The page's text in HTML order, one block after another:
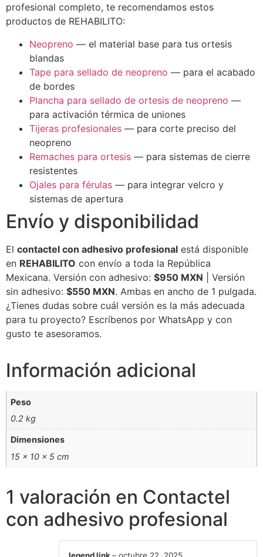
profesional completo, te recomendamos estos
productos de REHABILITO:
Neopreno — el material base para tus ortesis
blandas
Tape para sellado de neopreno — para el acabado
de bordes
Plancha para sellado de ortesis de neopreno —
para activación térmica de uniones
Tijeras profesionales — para corte preciso del
neopreno
Remaches para ortesis — para sistemas de cierre
resistentes
Ojales para férulas — para integrar velcro y
sistemas de apertura
Envío y disponibilidad
El contactel con adhesivo profesional está disponible
en REHABILITO con envío a toda la República
Mexicana. Versión con adhesivo: $950 MXN | Versión
sin adhesivo: $550 MXN. Ambas en ancho de 1 pulgada.
¿Tienes dudas sobre cuál versión es la más adecuada
para tu proyecto? Escríbenos por WhatsApp y con
gusto te asesoramos.
Información adicional
Peso
0.2 kg
Dimensiones
15 × 10 × 5 cm
1 valoración en Contactel
con adhesivo profesional
legend link – octubre 22, 2025